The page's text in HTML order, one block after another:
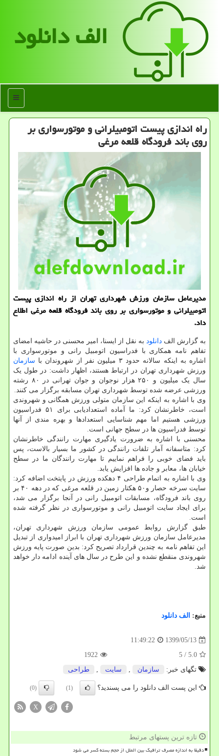
الف دانلود
منو
راه اندازی پیست اتومبیلرانی و موتورسواری بر
روی باند فرودگاه قلعه مرغی
مدیرعامل سازمان ورزش شهرداری تهران از راه اندازی پیست
اتومبیلرانی و موتورسواری بر روی باند فرودگاه قلعه مرغی اطلاع
داد.
به گزارش الف دانلود به نقل از ایسنا، امیر محسنی در حاشیه امضای
تفاهم نامه همکاری با فدراسیون اتومبیل رانی و موتورسواری با
اشاره به اینکه سالانه حدود ۳ میلیون نفر از شهروندان با
سازمان
ورزش شهرداری تهران در ارتباط هستند، اظهار داشت: در طول یک
سال یک میلیون و ۲۵۰ هزار نوجوان و جوان تهرانی در ۸۰ رشته
ورزشی عرضه شده توسط شهرداری تهران مسابقه برگزار می کنند.
وی با اشاره به اینکه این سازمان متولی ورزش همگانی و شهروندی
است، خاطرنشان کرد: ما آماده استعدادیابی برای ۵۱ فدراسیون
ورزشی هستیم اما مهم شناسایی استعدادها و بهره مندی از آنها
توسط فدراسیون ها در سطح جهانی است.
محسنی با اشاره به ضرورت یادگیری مهارت رانندگی خاطرنشان
کرد: متاسفانه آمار تلفات رانندگی در کشور ما بسیار بالاست، پس
باید فضای خوبی را فراهم نماییم تا مهارت رانندگان ما در سطح
خیابان ها، معابر و جاده ها افزایش یابد.
وی با اشاره به اتمام طراحی ۴ دهکده ورزش در پایتخت اضافه کرد:
سایت سرخه حصار و۵۰ هکتار زمین در قلعه مرغی که در دهه ۴۰ بر
روی باند فرودگاه، مسابقات اتومبیل رانی در آنجا برگزار می شد،
برای ایجاد سایت اتومبیل رانی و موتورسواری در نظر گرفته شده
است.
طبق گزارش روابط عمومی سازمان ورزش شهرداری تهران،
مدیرعامل سازمان ورزش شهرداری تهران با ابراز امیدواری از تبدیل
این تفاهم نامه به چندین قرارداد تصریح کرد: بدین صورت پایه ورزش
شهروندی منقطع نشده و این طرح در سال های آینده ادامه دار خواهد
شد.
منبع: الف دانلود
1399/05/13
11:49:22
5.0
/ 5
1922
تگهای خبر:
سازمان , سایت , طراحی
این پست الف دانلود را می پسندید؟ (1)
(0)
X
تازه ترین پستهای مرتبط
دقیقا به اندازه مصرف ترافیک بین الملل از حجم بسته کسر می شود